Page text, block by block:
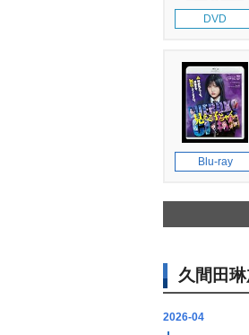
DVD
Blu-ray
久間田
2026-04